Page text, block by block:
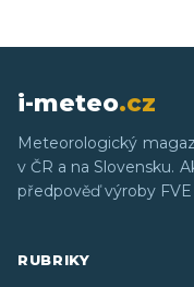
i-meteo.cz
Meteorologický
v ČR a na Slovensku.
předpověď výroby
RUBRIKY